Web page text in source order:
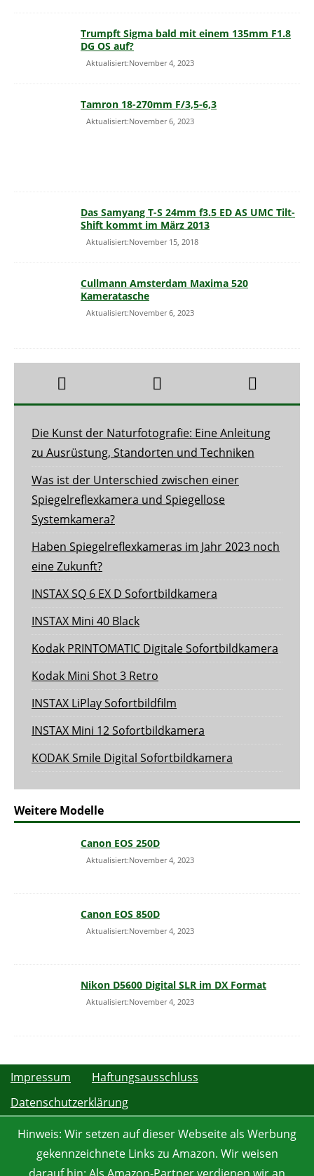
Trumpft Sigma bald mit einem 135mm F1.8
DG OS auf?
Aktualisiert:November 4, 2023
Tamron 18-270mm F/3,5-6,3
Aktualisiert:November 6, 2023
Das Samyang T-S 24mm f3.5 ED AS UMC Tilt-
Shift kommt im März 2013
Aktualisiert:November 15, 2018
Cullmann Amsterdam Maxima 520
Kameratasche
Aktualisiert:November 6, 2023
Die Kunst der Naturfotografie: Eine Anleitung
zu Ausrüstung, Standorten und Techniken
Was ist der Unterschied zwischen einer
Spiegelreflexkamera und Spiegellose
Systemkamera?
Haben Spiegelreflexkameras im Jahr 2023 noch
eine Zukunft?
INSTAX SQ 6 EX D Sofortbildkamera
INSTAX Mini 40 Black
Kodak PRINTOMATIC Digitale Sofortbildkamera
Kodak Mini Shot 3 Retro
INSTAX LiPlay Sofortbildfilm
INSTAX Mini 12 Sofortbildkamera
KODAK Smile Digital Sofortbildkamera
Weitere Modelle
Canon EOS 250D
Aktualisiert:November 4, 2023
Canon EOS 850D
Aktualisiert:November 4, 2023
Nikon D5600 Digital SLR im DX Format
Aktualisiert:November 4, 2023
Impressum
Haftungsausschluss
Datenschutzerklärung
Hinweis: Wir setzen auf dieser Webseite als Werbung
gekennzeichnete Links zu Amazon. Wir weisen
darauf hin: Als Amazon-Partner verdienen wir an